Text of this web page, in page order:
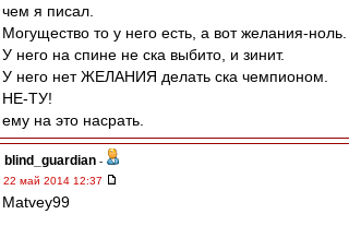
чем я писал.
Могущество то у него есть, а вот желания-ноль.
У него на спине не ска выбито, и зинит.
У него нет ЖЕЛАНИЯ делать ска чемпионом.
НЕ-ТУ!
ему на это насрать.
blind_guardian -
22 май 2014 12:37
Matvey99